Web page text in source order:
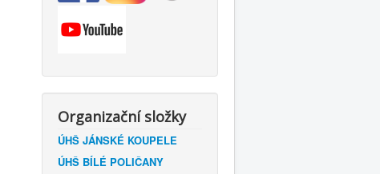
Organizační složky
ÚHŠ JÁNSKÉ KOUPELE
ÚHŠ BÍLÉ POLIČANY